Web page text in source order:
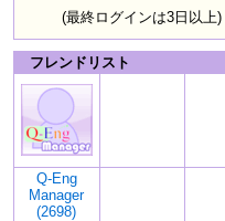
(最終ログインは3日以上)
フレンドリスト
Q-Eng
Manager
(2698)